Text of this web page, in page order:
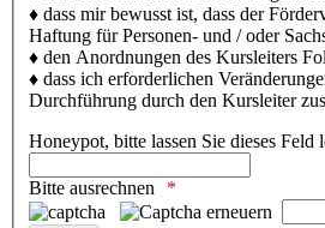
♦ dass mir bewusst ist, dass der
Haftung für Personen- und / oder
♦ den Anordnungen des Kursleiters
♦ dass ich erforderlichen
Durchführung durch den Kursleiter
Honeypot, bitte lassen Sie dieses Feld
Bitte ausrechnen